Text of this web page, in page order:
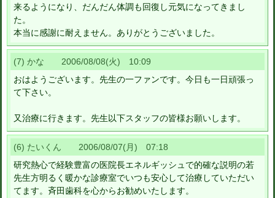
来るようになり、だんだん体調も回復し元気になってきまし
た。
本当に感謝に耐えません。ありがとうございました。
(7) かな 2006/08/08(火) 10:09
おはようございます。先生の一ファンです。今日も一日頑張っ
て下さい。
又治療に行きます。先生以下スタッフの皆様お願いします。
(6) たいくん 2006/08/07(月) 07:18
研究熱心で経験豊富の医院長エネルギッシュで的確な説明の若
先生方明るく暖かな診療室でいつも安心して治療していただい
てます。斉田歯科を心からお勧めいたします。